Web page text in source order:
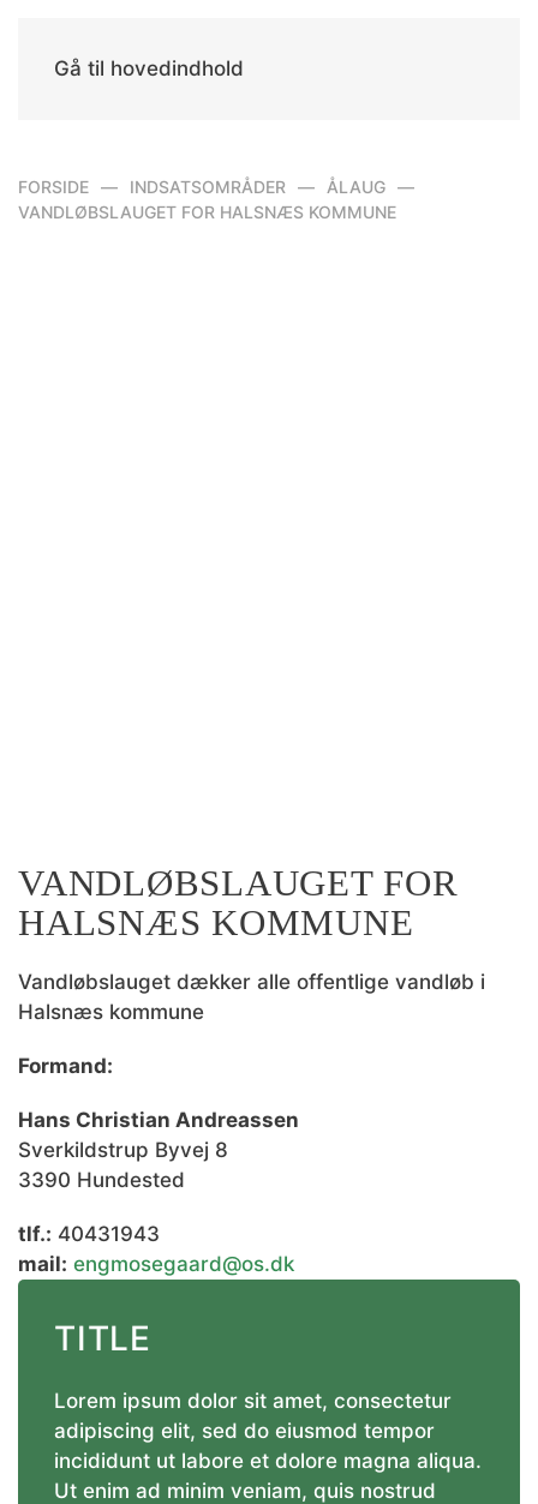
Gå til hovedindhold
FORSIDE INDSATSOMRÅDER
ÅLAUG
VANDLØBSLAUGET FOR HALSNÆS KOMMUNE
VANDLØBSLAUGET FOR
HALSNÆS KOMMUNE
Vandløbslauget dækker alle offentlige vandløb i
Halsnæs kommune
Formand:
Hans Christian Andreassen
Sverkildstrup Byvej 8
3390 Hundested
tlf.: 40431943
mail: engmosegaard@os.dk
TITLE
Lorem ipsum dolor sit amet, consectetur
adipiscing elit, sed do eiusmod tempor
incididunt ut labore et dolore magna aliqua.
Ut enim ad minim veniam, quis nostrud